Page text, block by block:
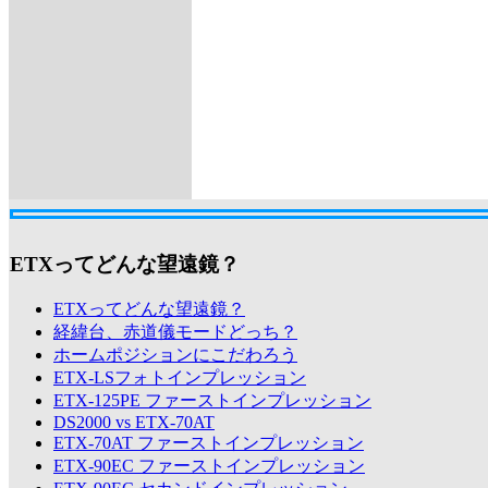
ETXってどんな望遠鏡？
ETXってどんな望遠鏡？
経緯台、赤道儀モードどっち？
ホームポジションにこだわろう
ETX-LSフォトインプレッション
ETX-125PE ファーストインプレッション
DS2000 vs ETX-70AT
ETX-70AT ファーストインプレッション
ETX-90EC ファーストインプレッション